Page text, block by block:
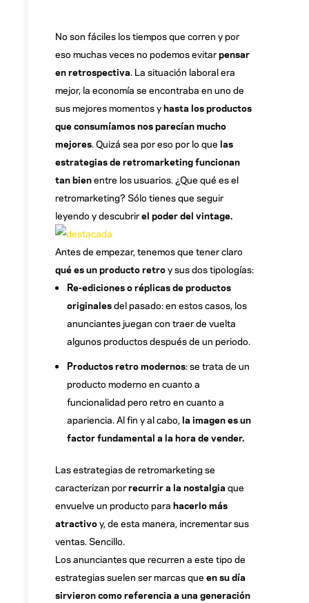
No son fáciles los tiempos que corren y por
eso muchas veces no podemos evitarpensar
en retrospectiva. La situación laboral era
mejor, la economía se encontraba en uno de
sus mejores momentos yhasta los productos
que consumíamos nos parecían mucho
mejores. Quizá sea por eso por lo que las
estrategias de retromarketing funcionan
tan bienentre los usuarios. ¿Que qué es el
retromarketing? Sólo tienes que seguir
leyendo y descubrirel poder del vintage.
Antes de empezar, tenemos que tener claro
qué es un producto retroy sus dos tipologías:
Re-ediciones o réplicas de productos
originalesdel pasado: en estos casos, los
anunciantes juegan con traer de vuelta
algunos productos después de un periodo.
Productos retro modernos: se trata de un
producto moderno en cuanto a
funcionalidad pero retro en cuanto a
apariencia. Al fin y al cabo, la imagen es un
factor fundamental a la hora de vender.
Las estrategias de retromarketing se
caracterizan porrecurrir a la nostalgia que
envuelve un producto para hacerlo más
atractivoy, de esta manera, incrementar sus
ventas. Sencillo.
Los anunciantes que recurren a este tipo de
estrategias suelen ser marcas que en su día
sirvieron como referencia a una generación